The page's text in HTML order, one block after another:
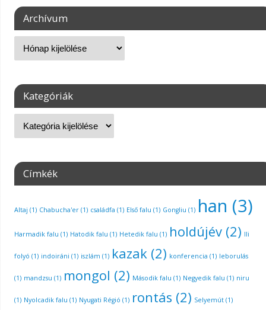
Archívum
Kategóriák
Címkék
Altaj (1) Chabucha'er(1) családfa (1) Első falu (1) Gongliu (1) han (3)
Harmadik falu (1) Hatodik falu (1) Hetedik falu (1) holdújév(2) Ili
folyó (1) indoiráni (1) iszlám (1) kazak(2) konferencia (1) leborulás
(1) mandzsu (1) mongol (2) Második falu (1) Negyedik falu (1) niru
(1) Nyolcadik falu (1) Nyugati Régió (1) rontás (2) Selyemút(1)